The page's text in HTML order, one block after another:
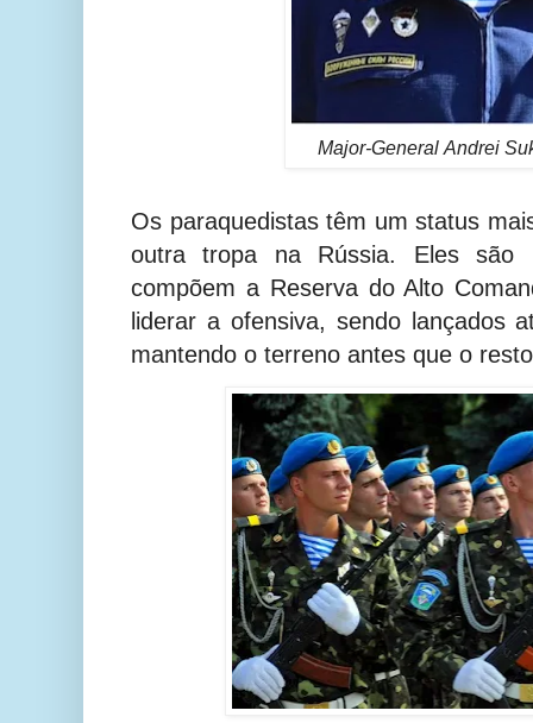
Major-General Andrei
Os paraquedistas têm um status
outra tropa na Rússia. Eles
compõem a Reserva do Alto
liderar a ofensiva, sendo lançados
mantendo o terreno antes que o